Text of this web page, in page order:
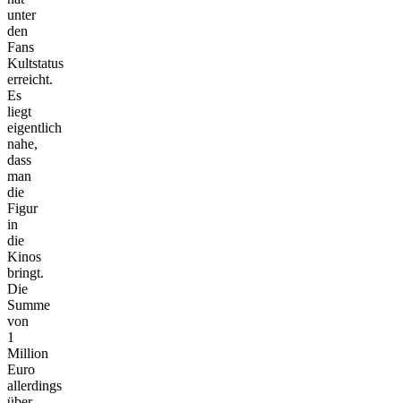
unter
den
Fans
Kultstatus
erreicht.
Es
liegt
eigentlich
nahe,
dass
man
die
Figur
in
die
Kinos
bringt.
Die
Summe
von
1
Million
Euro
allerdings